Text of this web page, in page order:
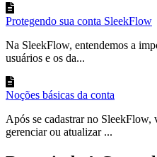
Protegendo sua conta SleekFlow
Na SleekFlow, entendemos a
usuários e os da...
Noções básicas da conta
Após se cadastrar no SleekFlow,
gerenciar ou atualizar ...